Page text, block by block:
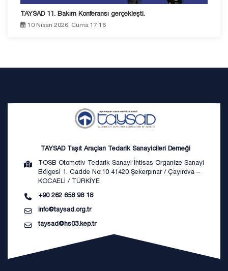
TAYSAD 11. Bakım Konferansı gerçekleşti.
10 Nisan 2026, Cuma 17:16
TAYSAD Taşıt Araçları Tedarik Sanayicileri Derneği
TOSB Otomotiv Tedarik Sanayi İhtisas Organize Sanayi
Bölgesi 1. Cadde No:10 41420 Şekerpınar / Çayırova –
KOCAELİ / TÜRKİYE
+90 262 658 98 18
info@taysad.org.tr
taysad@hs03.kep.tr